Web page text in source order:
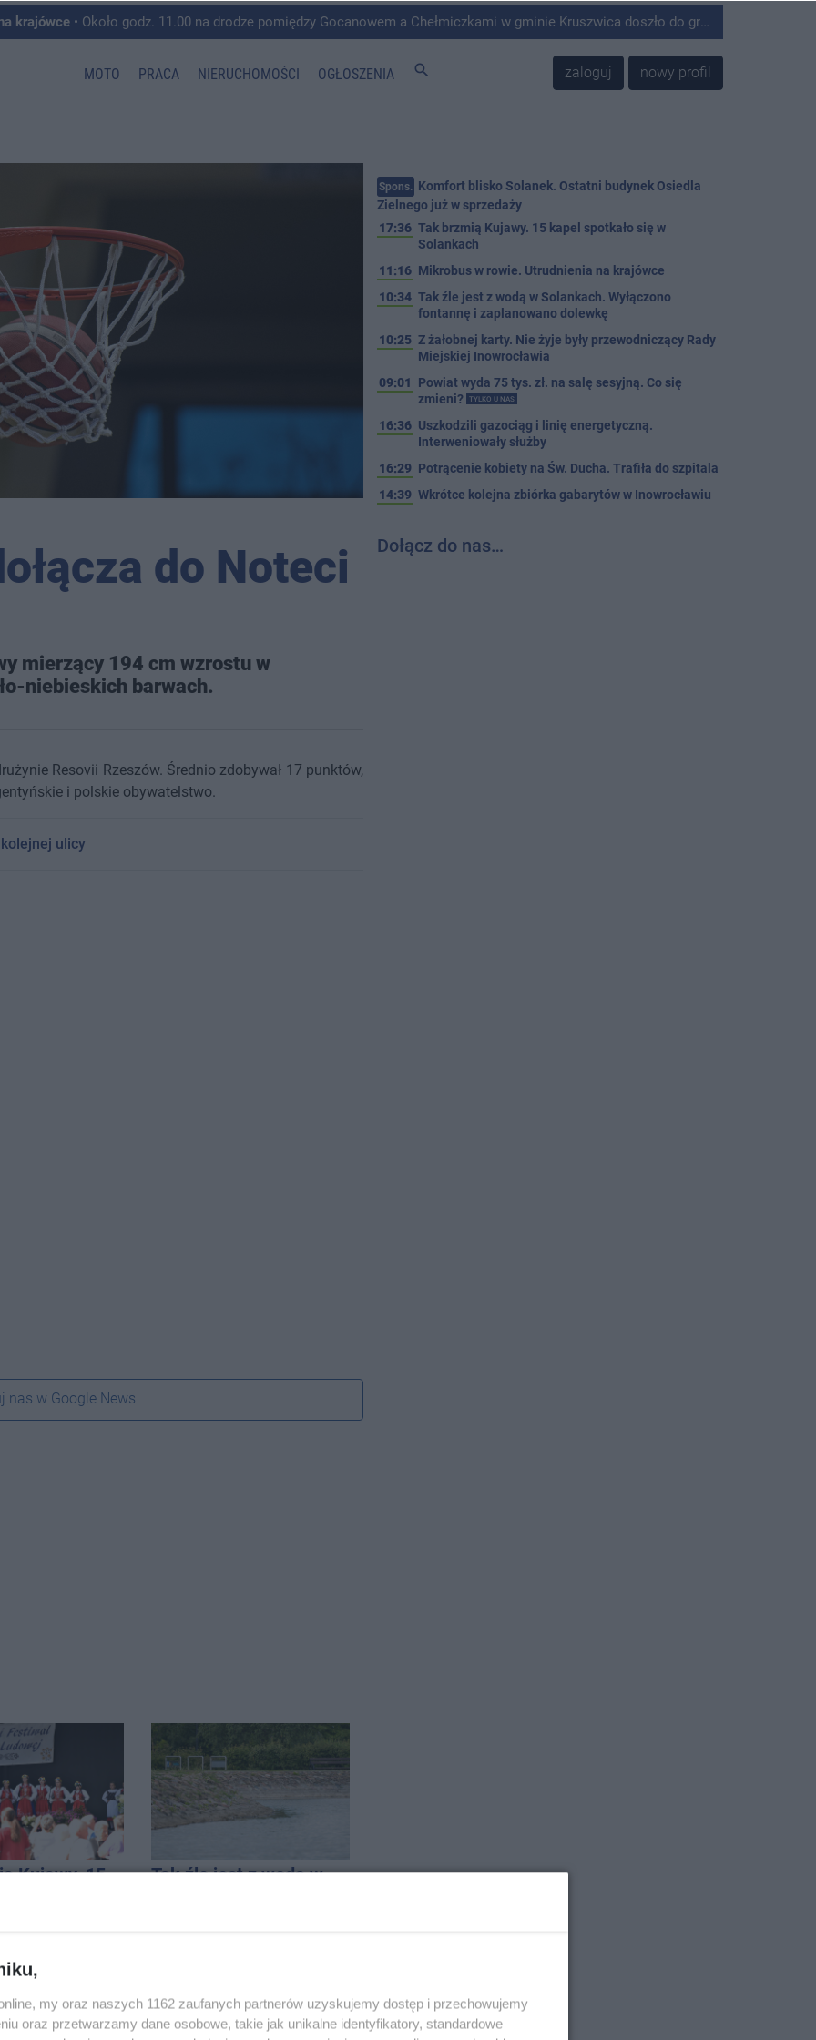
krajówce • Około godz. 11.00 na drodze pomiędzy Gocanowem a Chełmiczkami w gminie Kruszwica doszło do groźnie wyglądającego zdarzenia.
MOTO PRACA NIERUCHOMOŚCI OGŁOSZENIA search zaloguj nowy profil
do Noteci
mierzący 194 cm wzrostu w
niebieskich barwach.
Resovii Rzeszów. Średnio zdobywał 17 punktów,
i polskie obywatelstwo.
ulicy
nas w Google News
Kujawy. 15
się w
Tak źle jest z wodą w
Spons. Komfort blisko Solanek. Ostatni budynek Osiedla
Zielnego już w sprzedaży
17:36 Tak brzmią Kujawy. 15 kapel spotkało się w
Solankach
11:16 Mikrobus w rowie. Utrudnienia na krajówce
10:34 Tak źle jest z wodą w Solankach. Wyłączono
fontannę i zaplanowano dolewkę
10:25 Z żałobnej karty. Nie żyje były przewodniczący Rady
Miejskiej Inowrocławia
09:01
Powiat wyda 75 tys. zł. na salę sesyjną. Co się
zmieni?
TYLKO U NAS
16:36 Uszkodzili gazociąg i linię energetyczną.
Interweniowały służby
16:29 Potrącenie kobiety na Św. Ducha. Trafiła do szpitala
14:39 Wkrótce kolejna zbiórka gabarytów w Inowrocławiu
Dołącz do nas…
my oraz naszych 1162 zaufanych partnerów uzyskujemy dostęp i przechowujemy
oraz przetwarzamy dane osobowe, takie jak unikalne identyfikatory, standardowe